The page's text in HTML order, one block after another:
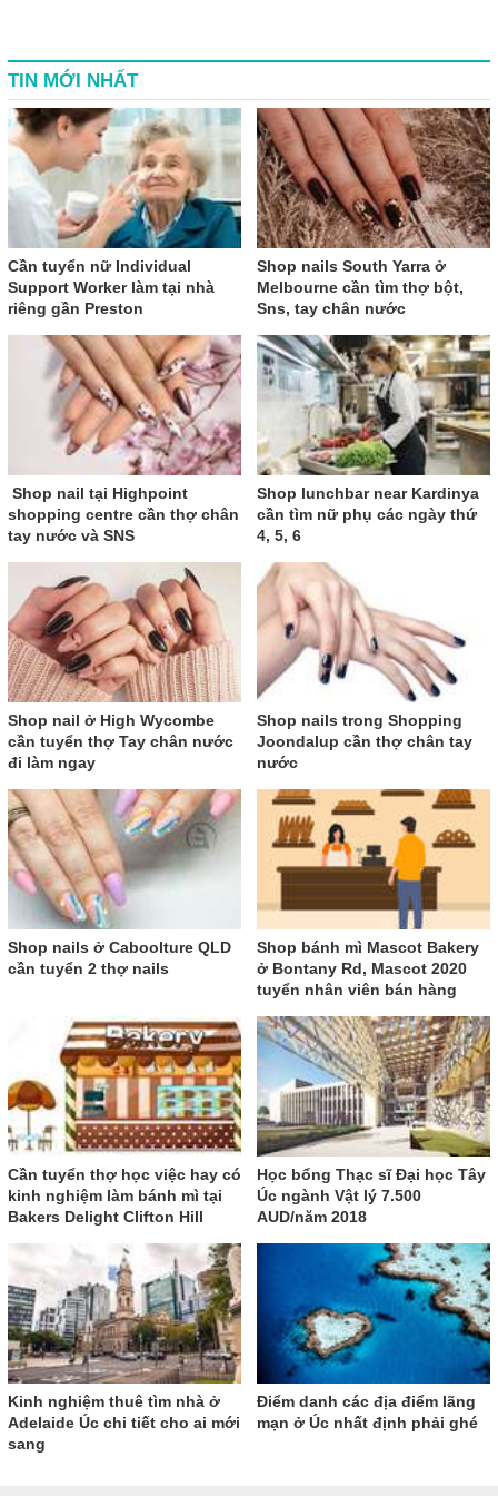
TIN MỚI NHẤT
Cần tuyển nữ Individual
Support Worker làm tại nhà
riêng gần Preston
Shop nails South Yarra ở
Melbourne cần tìm thợ bột,
Sns, tay chân nước
Shop nail tại Highpoint
shopping centre cần thợ chân
tay nước và SNS
Shop lunchbar near Kardinya
cần tìm nữ phụ các ngày thứ
4, 5, 6
Shop nail ở High Wycombe
cần tuyển thợ Tay chân nước
đi làm ngay
Shop nails trong Shopping
Joondalup cần thợ chân tay
nước
Shop nails ở Caboolture QLD
cần tuyển 2 thợ nails
Shop bánh mì Mascot Bakery
ở Bontany Rd, Mascot 2020
tuyển nhân viên bán hàng
Cần tuyển thợ học việc hay có
kinh nghiệm làm bánh mì tại
Bakers Delight Clifton Hill
Học bổng Thạc sĩ Đại học Tây
Úc ngành Vật lý 7.500
AUD/năm 2018
Kinh nghiệm thuê tìm nhà ở
Adelaide Úc chi tiết cho ai mới
sang
Điểm danh các địa điểm lãng
mạn ở Úc nhất định phải ghé